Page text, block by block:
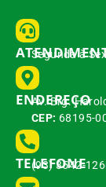
Segunda à
ENDEREÇO
Av. Brg.
CEP: 68195-
TELEFONE
(93) 3542-